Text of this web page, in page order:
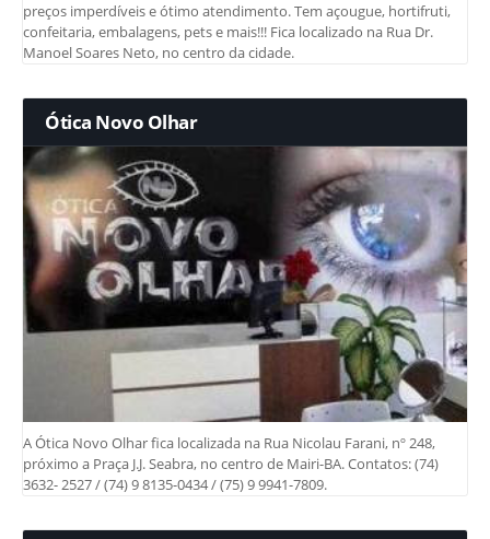
preços imperdíveis e ótimo atendimento. Tem açougue, hortifruti,
confeitaria, embalagens, pets e mais!!! Fica localizado na Rua Dr.
Manoel Soares Neto, no centro da cidade.
Ótica Novo Olhar
A Ótica Novo Olhar fica localizada na Rua Nicolau Farani, nº 248,
próximo a Praça J.J. Seabra, no centro de Mairi-BA. Contatos: (74)
3632- 2527 / (74) 9 8135-0434 / (75) 9 9941-7809.